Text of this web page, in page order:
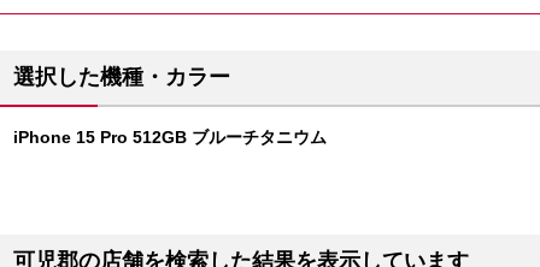
選択した機種・カラー
iPhone 15 Pro 512GB ブルーチタニウム
可児郡の店舗を検索した結果を表示しています